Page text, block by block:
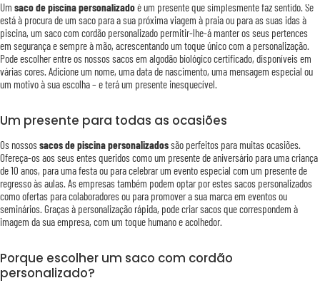
Um saco de piscina personalizadoé um presente que simplesmente faz sentido. Se
está à procura de um saco para a sua próxima viagem à praia ou para as suas idas à
piscina, um saco com cordão personalizado permitir-lhe-á manter os seus pertences
em segurança e sempre à mão, acrescentando um toque único com a personalização.
Pode escolher entre os nossos sacos em algodão biológico certificado, disponíveis em
várias cores. Adicione um nome, uma data de nascimento, uma mensagem especial ou
um motivo à sua escolha – e terá um presente inesquecível.
Um presente para todas as ocasiões
Os nossossacos de piscina personalizadossão perfeitos para muitas ocasiões.
Ofereça-os aos seus entes queridos como um presente de aniversário para uma criança
de 10 anos, para uma festa ou para celebrar um evento especial com um presente de
regresso às aulas. As empresas também podem optar por estes sacos personalizados
como ofertas para colaboradores ou para promover a sua marca em eventos ou
seminários. Graças à personalização rápida, pode criar sacos que correspondem à
imagem da sua empresa, com um toque humano e acolhedor.
Porque escolher um saco com cordão
personalizado?